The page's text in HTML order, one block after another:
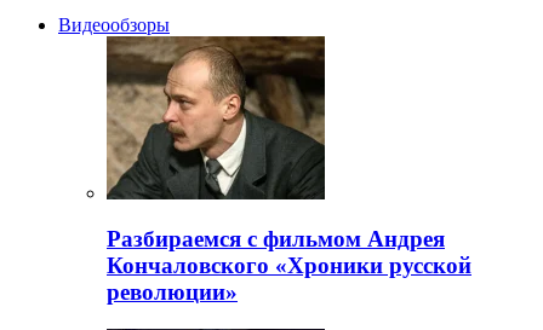
Видеообзоры
Разбираемся с фильмом Андрея
Кончаловского «Хроники русской
революции»